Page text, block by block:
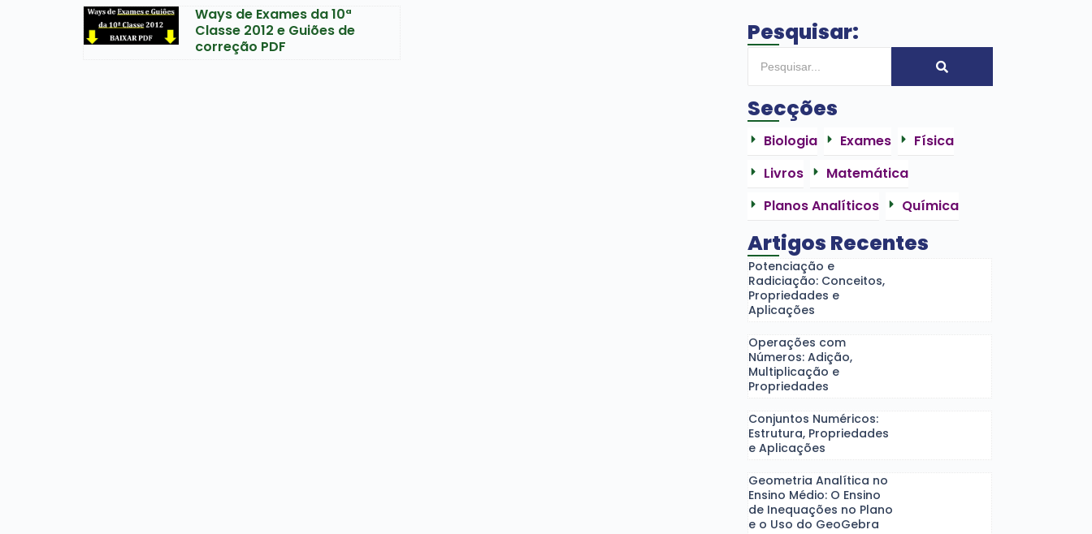
Ways de Exames da 10ª
Classe 2012 e Guiões de
correção PDF
Pesquisar:
Secções
Biologia Exames
Física
Livros
Matemática
Planos Analíticos
Química
Artigos Recentes
Potenciação e
Radiciação: Conceitos,
Propriedades e
Aplicações
Operações com
Números: Adição,
Multiplicação e
Propriedades
Conjuntos Numéricos:
Estrutura, Propriedades
e Aplicações
Geometria Analítica no
Ensino Médio: O Ensino
de Inequações no Plano
e o Uso do GeoGebra